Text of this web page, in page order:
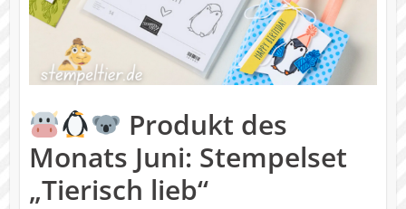
Produkt des
Monats Juni: Stempelset
„Tierisch lieb“